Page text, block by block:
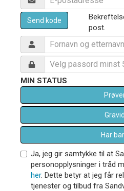
Send kode
post.
MIN STATUS
Gravid
Har
Ja, jeg gir samtykke til at
personopplysninger i tråd
her. Dette betyr at jeg får
tjenester og tilbud fra